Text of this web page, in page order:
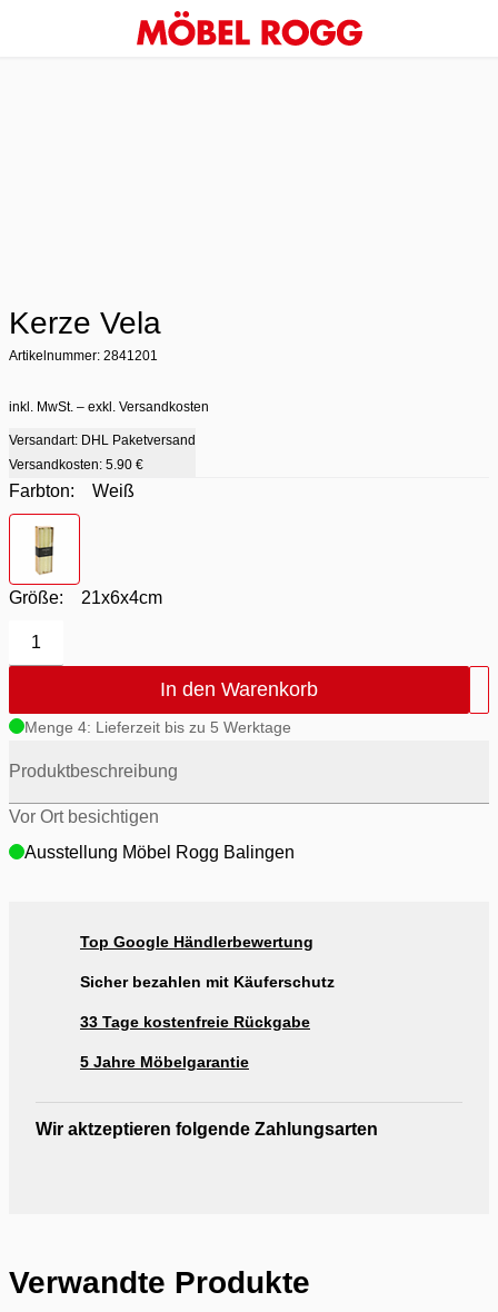
Kerze Vela
Artikelnummer: 2841201
inkl. MwSt. – exkl. Versandkosten
Versandart: DHL Paketversand
Versandkosten: 5.90 €
Farbton:
Weiß
Farbton
Größe: 21x6x4cm
1
In den Warenkorb
Menge 4: Lieferzeit bis zu 5 Werktage
Produktbeschreibung
Vor Ort besichtigen
Ausstellung Möbel Rogg Balingen
Top Google Händlerbewertung
Sicher bezahlen mit Käuferschutz
33 Tage kostenfreie Rückgabe
5 Jahre Möbelgarantie
Wir aktzeptieren folgende Zahlungsarten
Verwandte Produkte